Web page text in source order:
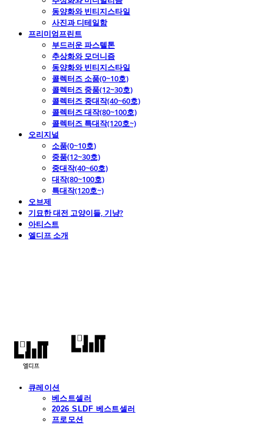
동양화와 빈티지스타일
사진과 디테일함
프리미엄프린트
부드러운 파스텔톤
추상화와 모더니즘
동양화와 빈티지스타일
콜렉터즈 소품(0~10호)
콜렉터즈 중품(12~30호)
콜렉터즈 중대작(40~60호)
콜렉터즈 대작(80~100호)
콜렉터즈 특대작(120호~)
오리지널
소품(0~10호)
중품(12~30호)
중대작(40~60호)
대작(80~100호)
특대작(120호~)
오브제
기묘한 대전 고양이들, 기냥?
아티스트
엘디프 소개
큐레이션
베스트셀러
2026 SLDF 베스트셀러
프로모션